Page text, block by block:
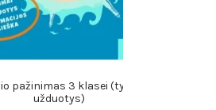
pažinimas 3 klasei (tyrimai,
užduotys)